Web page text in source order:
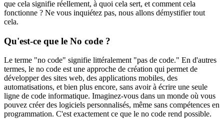
que cela signifie réellement, à quoi cela sert, et comment cela
fonctionne ? Ne vous inquiétez pas, nous allons démystifier tout
cela.
Qu'est-ce que le No code ?
Le terme "no code" signifie littéralement "pas de code." En d'autres
termes, le no code est une approche de création qui permet de
développer des sites web, des applications mobiles, des
automatisations, et bien plus encore, sans avoir à écrire une seule
ligne de code informatique. Imaginez-vous dans un monde où vous
pouvez créer des logiciels personnalisés, même sans compétences en
programmation. C'est exactement ce que le no code rend possible.